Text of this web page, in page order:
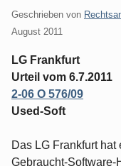
Geschrieben von
August 2011
LG Frankfurt
Urteil vom 6.7.2011
2-06 O 576/09
Used-Soft
Das LG Frankfurt
Gebraucht-Software-